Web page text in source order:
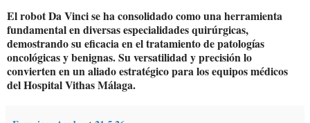
El robot Da Vinci se ha consolidado como una herramienta
fundamental en diversas especialidades quirúrgicas,
demostrando su eficacia en el tratamiento de patologías
oncológicas y benignas. Su versatilidad y precisión lo
convierten en un aliado estratégico para los equipos médicos
del Hospital Vithas Málaga.